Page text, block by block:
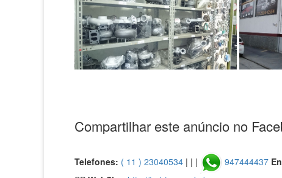
Compartilhar este anúncio no
Telefones: ( 11 ) 23040534 | | | 947444437